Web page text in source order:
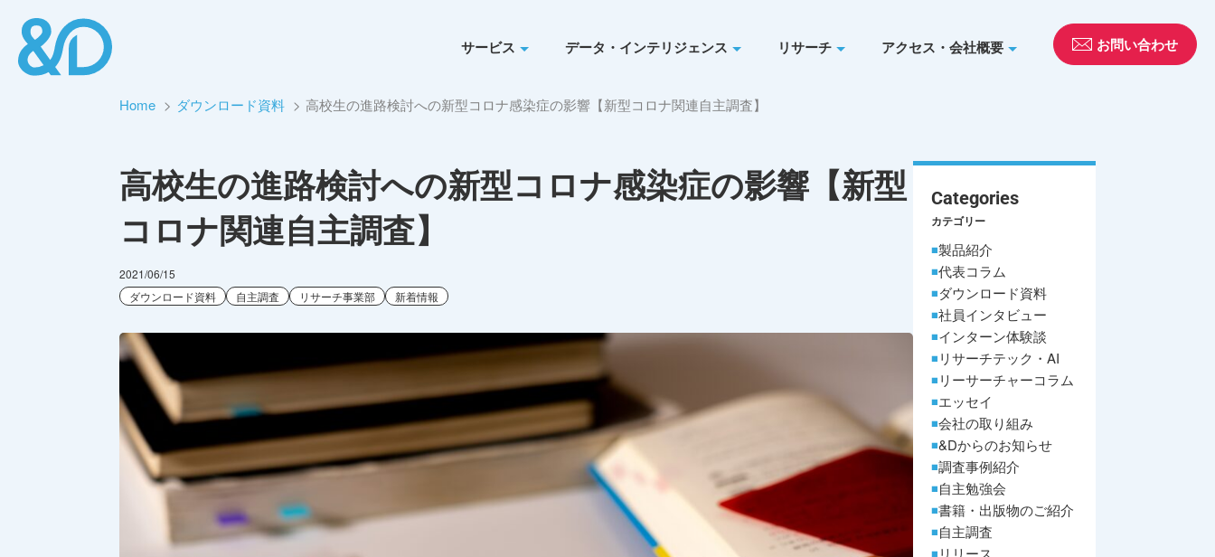
サービス データ・インテリジェンス リサーチ アクセス・会社概要 お問い合わせ
Home ダウンロード資料 高校生の進路検討への新型コロナ感染症の影響【新型コロナ関連自主調査】
高校生の進路検討への新型コロナ感染症の影響【新型
コロナ関連自主調査】
2021/06/15
ダウンロード資料
自主調査 リサーチ事業部 新着情報
Categories
カテゴリー
製品紹介
代表コラム
ダウンロード資料
社員インタビュー
インターン体験談
リサーチテック・AI
リーサーチャーコラム
エッセイ
会社の取り組み
&Dからのお知らせ
調査事例紹介
自主勉強会
書籍・出版物のご紹介
自主調査
リリース